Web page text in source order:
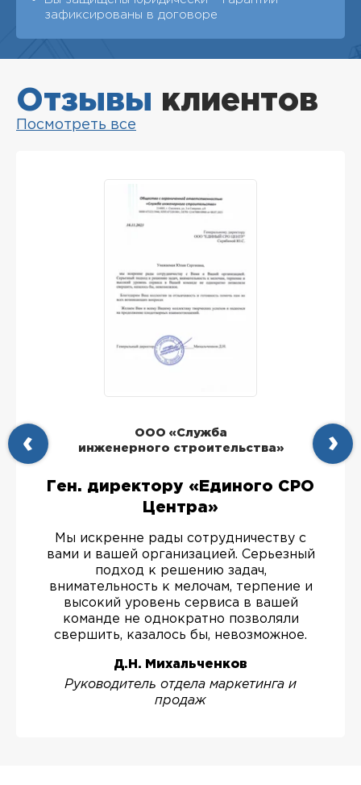
зафиксированы в договоре
Отзывы клиентов
Посмотреть все
ООО «Служба
инженерного строительства»
Ген. директору «Единого СРО
Центра»
Мы искренне рады сотрудничеству с
вами и вашей организацией. Серьезный
подход к решению задач,
внимательность к мелочам, терпение и
высокий уровень сервиса в вашей
команде не однократно позволяли
свершить, казалось бы, невозможное.
Д.Н. Михальченков
Руководитель отдела маркетинга и
продаж